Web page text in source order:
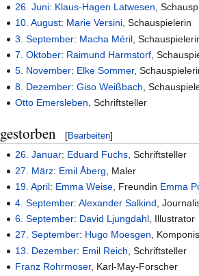
26. Juni: Klaus-Hagen Latwesen ,
10. August: Marie Versini, Schauspielerin
3. September: Macha Méril ,
7. Oktober: Raimund Harmstorf ,
5. November: Elke Sommer,
8. Dezember:Giso Weißbach ,
Otto Emersleben , Schriftsteller
gestorben [Bearbeiten]
26. Januar: Eduard Fuchs, Schriftsteller
27. März: Emil Åberg , Maler
19. April: Emma Weise, Freundin Emma
4. September:Alexander Salkind ,
6. September: David Ljungdahl , Illustrator
27. September: Hugo Moesgen,
13. Dezember: Emil Reich , Schriftsteller
Franz Rohrmoser, Karl-May-Forscher